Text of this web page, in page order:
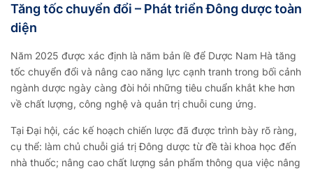
Tăng tốc chuyển đổi – Phát triển Đông dược toàn
diện
Năm 2025 được xác định là năm bản lề để Dược Nam Hà tăng
tốc chuyển đổi và nâng cao năng lực cạnh tranh trong bối cảnh
ngành dược ngày càng đòi hỏi những tiêu chuẩn khắt khe hơn
về chất lượng, công nghệ và quản trị chuỗi cung ứng.
Tại Đại hội, các kế hoạch chiến lược đã được trình bày rõ ràng,
cụ thể: làm chủ chuỗi giá trị Đông dược từ đề tài khoa học đến
nhà thuốc; nâng cao chất lượng sản phẩm thông qua việc nâng